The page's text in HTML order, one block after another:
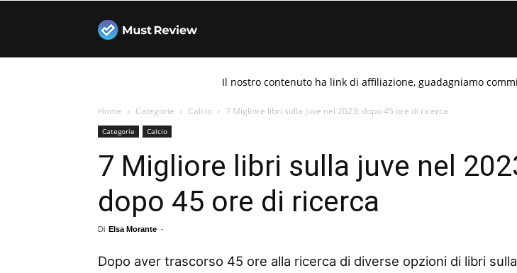
Must
ReviewIl nostro contenuto ha link di affiliazione, guadagniamo
Home Categorie Calcio 7 Migliore libri sulla juve nel 2023: dopo 45 ore di ricerca
Categorie Calcio
7 Migliore libri sulla juve nel
dopo 45 ore di ricerca
Di Elsa Morante -
Dopo aver trascorso 45 ore alla ricerca di diverse opzioni di libri